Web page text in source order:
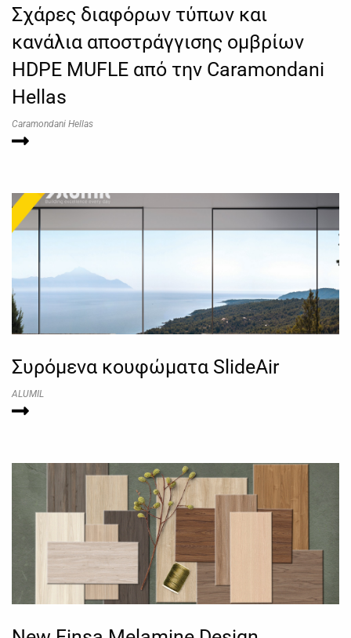
Σχάρες διαφόρων τύπων και
κανάλια αποστράγγισης ομβρίων
HDPE MUFLE από την Caramondani
Hellas
Caramondani Hellas
Συρόμενα κουφώματα SlideAir
ALUMIL